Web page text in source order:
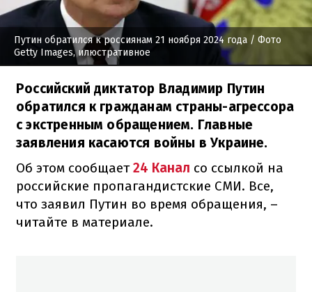
Путин обратился к россиянам 21 ноября 2024 года / Фото
Getty Images, илюстративное
Российский диктатор Владимир Путин
обратился к гражданам страны-агрессора
с экстренным обращением. Главные
заявления касаются войны в Украине.
Об этом сообщает24 Канал со ссылкой на
российские пропагандистские СМИ. Все,
что заявил Путин во время обращения, –
читайте в материале.